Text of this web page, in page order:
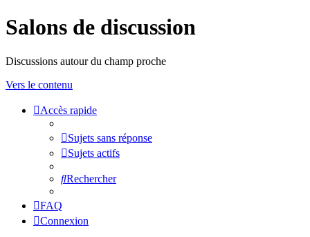
Salons de discussion
Discussions autour du champ proche
Vers le contenu
Accès rapide
Sujets sans réponse
Sujets actifs
Rechercher
FAQ
Connexion